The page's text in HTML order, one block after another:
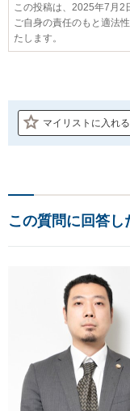
この投稿は、2025年7月2
ご自身の責任のもと適法
たします。
マイリストに入れる
この質問に回答し